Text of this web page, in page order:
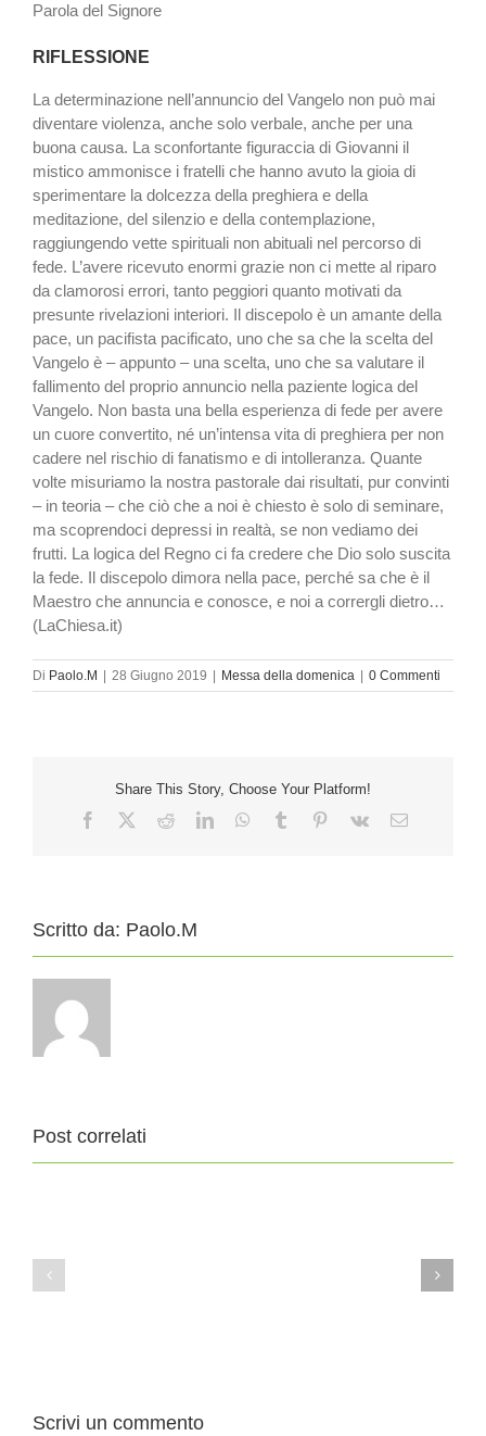
Parola del Signore
RIFLESSIONE
La determinazione nell’annuncio del Vangelo non può mai
diventare violenza, anche solo verbale, anche per una
buona causa. La sconfortante figuraccia di Giovanni il
mistico ammonisce i fratelli che hanno avuto la gioia di
sperimentare la dolcezza della preghiera e della
meditazione, del silenzio e della contemplazione,
raggiungendo vette spirituali non abituali nel percorso di
fede. L’avere ricevuto enormi grazie non ci mette al riparo
da clamorosi errori, tanto peggiori quanto motivati da
presunte rivelazioni interiori. Il discepolo è un amante della
pace, un pacifista pacificato, uno che sa che la scelta del
Vangelo è – appunto – una scelta, uno che sa valutare il
fallimento del proprio annuncio nella paziente logica del
Vangelo. Non basta una bella esperienza di fede per avere
un cuore convertito, né un’intensa vita di preghiera per non
cadere nel rischio di fanatismo e di intolleranza. Quante
volte misuriamo la nostra pastorale dai risultati, pur convinti
– in teoria – che ciò che a noi è chiesto è solo di seminare,
ma scoprendoci depressi in realtà, se non vediamo dei
frutti. La logica del Regno ci fa credere che Dio solo suscita
la fede. Il discepolo dimora nella pace, perché sa che è il
Maestro che annuncia e conosce, e noi a corrergli dietro…
(LaChiesa.it)
Di Paolo.M 28 Giugno 2019 Messa della domenica 0 Commenti
Share This Story, Choose Your Platform!
Facebook RedditLinkedInWhatsApp
Tumblr Pinterest
Vk Email
Scritto da: Paolo.M
Post correlati
Scrivi un commento